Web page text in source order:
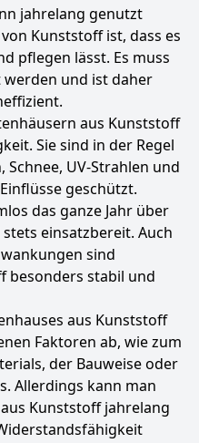
jahrelang genutzt
Kunststoff ist, dass es
pflegen lässt. Es muss
und ist daher
aus Kunststoff
Sie sind in der Regel
UV-Strahlen und
geschützt.
das ganze Jahr über
einsatzbereit. Auch
sind
besonders stabil und
aus Kunststoff
Faktoren ab, wie zum
der Bauweise oder
Allerdings kann man
Kunststoff jahrelang